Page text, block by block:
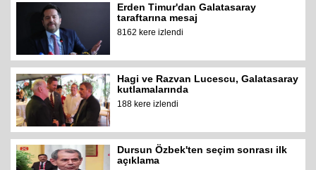
Erden Timur'dan Galatasaray
taraftarına mesaj
8162 kere izlendi
Hagi ve Razvan Lucescu, Galatasaray
kutlamalarında
188 kere izlendi
Dursun Özbek'ten seçim sonrası ilk
açıklama